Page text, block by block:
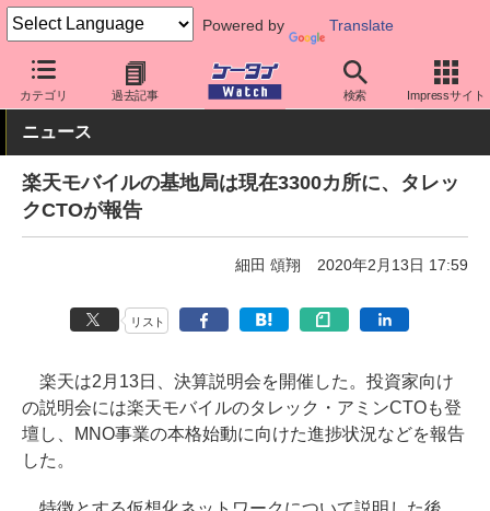
Powered by Translate
カテゴリ 過去記事 検索 Impressサイト
ケータイ Watch キャリア 楽天 ネットワーク/技術
ニュース
楽天モバイルの基地局は現在3300カ所に、タレッ
クCTOが報告
細田 頌翔 2020年2月13日 17:59
リスト
楽天は2月13日、決算説明会を開催した。投資家向け
の説明会には楽天モバイルのタレック・アミンCTOも登
壇し、MNO事業の本格始動に向けた進捗状況などを報告
した。